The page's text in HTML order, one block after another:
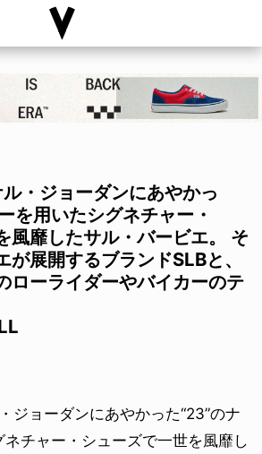
・ジョーダンにあやかっ
を用いたシグネチャー・
風靡したサル・バービエ。 そ
が展開するブランドSLBと、
ローライダーやバイカーのテ
ジョーダンにあやかった“23”のナ
チャー・シューズで一世を風靡し